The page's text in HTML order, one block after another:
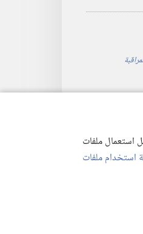
استعمال ملفات
استخدام ملفات